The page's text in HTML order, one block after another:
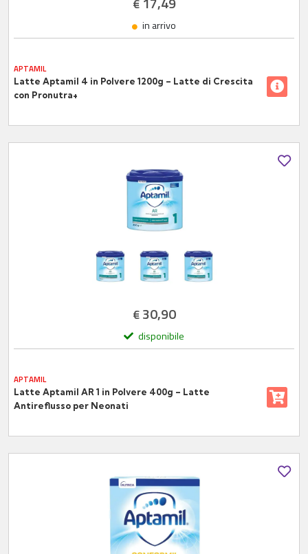
€
in arrivo
APTAMIL
Latte Aptamil 4 in Polvere 1200g – Latte di Crescita
con Pronutra+
€30,90
disponibile
APTAMIL
Latte Aptamil AR 1 in Polvere 400g – Latte
Antireflusso per Neonati